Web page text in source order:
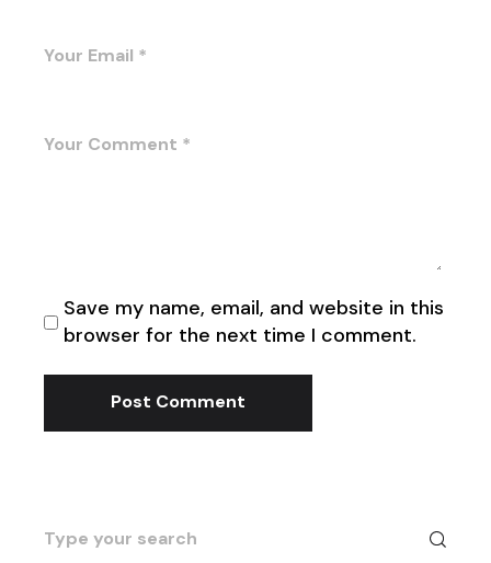
Save my name, email, and website in this
browser for the next time I comment.
Post Comment
Search
for: